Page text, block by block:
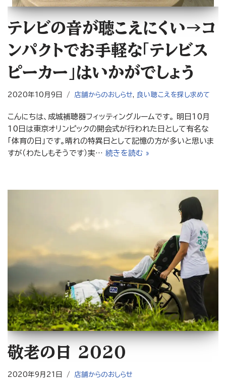
テレビの音が聴こえにくい→コ
ンパクトでお手軽な「テレビス
ピーカー」はいかがでしょう
2020年10月9日 店舗からのおしらせ, 良い聴こえを探し求めて
こんにちは、成城補聴器フィッティングルームです。 明日10月
10日は東京オリンピックの開会式が行われた日として有名な
「体育の日」です。晴れの特異日として記憶の方が多いと思いま
すが（わたしもそうです）実… 続きを読む »
敬老の日 ２０２０
2020年9月21日 店舗からのおしらせ